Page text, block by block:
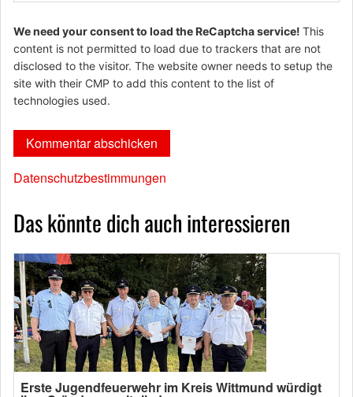
We need your consent to load the ReCaptcha service! This
content is not permitted to load due to trackers that are not
disclosed to the visitor. The website owner needs to setup the
site with their CMP to add this content to the list of
technologies used.
Datenschutzbestimmungen
Das könnte dich auch interessieren
Erste Jugendfeuerwehr im Kreis Wittmund würdigt